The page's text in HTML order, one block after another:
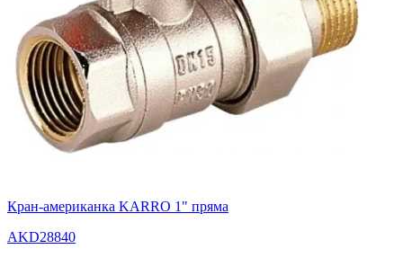
Кран-американка KARRO 1" пряма
AKD28840